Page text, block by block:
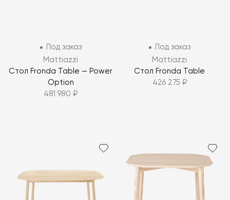
Под заказ
Mattiazzi
Стол Fronda Table — Power
Option
481 980 ₽
Под заказ
Mattiazzi
Стол Fronda Table
426 275 ₽